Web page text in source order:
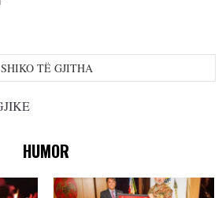
SHIKO TË GJITHA
HUMOR